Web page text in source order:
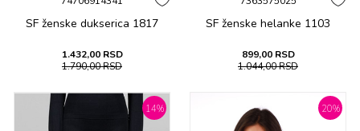
SF ženske duksеrica 1817
1.432,00 RSD
1.790,00RSD
SF ženske hеlankе 1103
899,00 RSD
1.044,00RSD
14% 20%